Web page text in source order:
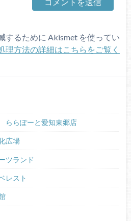
するために Akismet を使ってい
理方法の詳細はこちらをご覧く
らぽーと愛知東郷店
広場
ツランド
レスト